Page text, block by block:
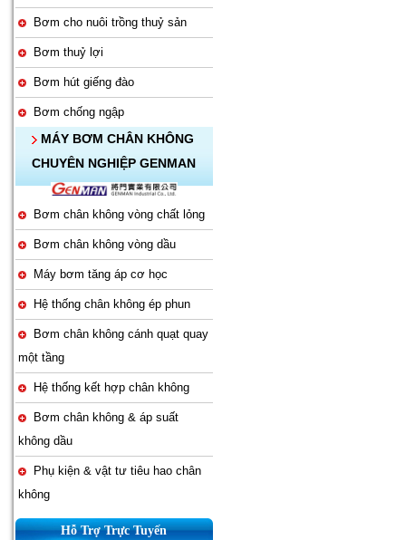
Bơm cho nuôi trồng thuỷ sản
Bơm thuỷ lợi
Bơm hút giếng đào
Bơm chống ngập
MÁY BƠM CHÂN KHÔNG
CHUYÊN NGHIỆP GENMAN
Bơm chân không vòng chất lỏng
Bơm chân không vòng dầu
Máy bơm tăng áp cơ học
Hệ thống chân không ép phun
Bơm chân không cánh quạt quay
một tầng
Hệ thống kết hợp chân không
Bơm chân không & áp suất
không dầu
Phụ kiện & vật tư tiêu hao chân
không
Hỗ Trợ Trực Tuyến